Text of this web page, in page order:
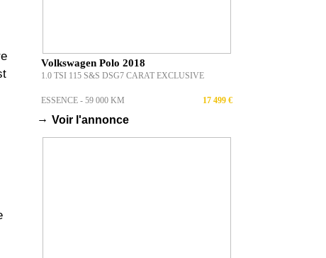
Volkswagen Polo 2018
1.0 TSI 115 S&S DSG7 CARAT EXCLUSIVE
ESSENCE - 59 000 KM 17 499 €
→ Voir l'annonce